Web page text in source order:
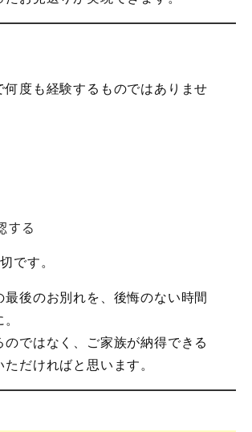
何度も経験するものではありませ
する
です。
最後のお別れを、後悔のない時間
のではなく、ご家族が納得できる
だければと思います。